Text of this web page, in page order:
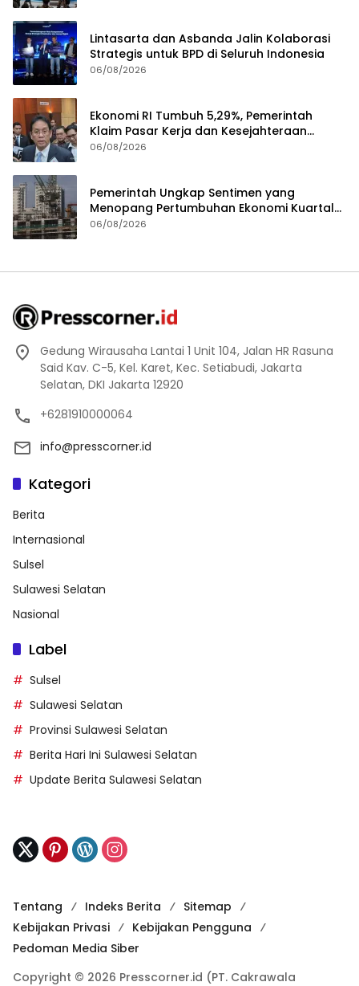
Lintasarta dan Asbanda Jalin Kolaborasi
Strategis untuk BPD di Seluruh Indonesia
06/08/2026
Ekonomi RI Tumbuh 5,29%, Pemerintah
Klaim Pasar Kerja dan Kesejahteraan
Membaik
06/08/2026
Pemerintah Ungkap Sentimen yang
Menopang Pertumbuhan Ekonomi Kuartal
II-2026
06/08/2026
Gedung Wirausaha Lantai 1 Unit 104, Jalan HR Rasuna
Said Kav. C-5, Kel. Karet, Kec. Setiabudi, Jakarta
Selatan, DKI Jakarta 12920
+6281910000064
info@presscorner.id
Kategori
Berita
Internasional
Sulsel
Sulawesi Selatan
Nasional
Label
Sulsel
Sulawesi Selatan
Provinsi Sulawesi Selatan
Berita Hari Ini Sulawesi Selatan
Update Berita Sulawesi Selatan
Tentang Indeks Berita
Sitemap
Kebijakan Privasi
Kebijakan Pengguna
Pedoman Media Siber
Copyright © 2026 Presscorner.id (PT. Cakrawala